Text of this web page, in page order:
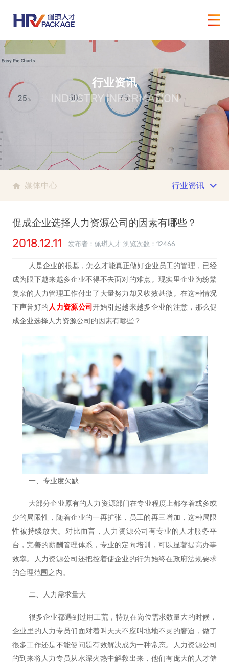
行业资讯
INDUSTRY INFORMATION
媒体中心 行业资讯
促成企业选择人力资源公司的因素有哪些？
2018.12.11 发布者：佩琪人才 浏览次数： 12466
人是企业的根基，怎么才能真正做好企业员工的管理，已经
成为眼下越来越多企业不得不去面对的难点。现实里企业为纷繁
复杂的人力管理工作付出了大量努力却又收效甚微。在这种情况
下声誉好的 人力资源公司开始引起越来越多企业的注意，那么促
成企业选择人力资源公司的因素有哪些？
一、专业度欠缺
大部分企业原有的人力资源部门在专业程度上都存着或多或
少的局限性，随着企业的一再扩张，员工的再三增加，这种局限
性被持续放大。对比而言，人力资源公司有专业的人才服务平
台，完善的薪酬管理体系，专业的定向培训，可以显著提高办事
效率。人力资源公司还把控着使企业的行为始终在政府法规要求
的合理范围之内。
二、人力需求量大
很多企业都遇到过用工荒，特别在岗位需求数量大的时候，
企业里的人力专员们面对着叫天天不应叫地地不灵的窘迫，做了
很多工作还是不能使问题有效解决成为一种常态。人力资源公司
的到来将人力专员从水深火热中解救出来，他们有庞大的人才储